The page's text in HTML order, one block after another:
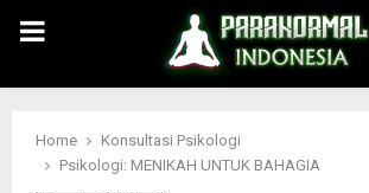
PRIMARY
MENU
Home
Konsultasi Psikologi
Psikologi: MENIKAH UNTUK BAHAGIA